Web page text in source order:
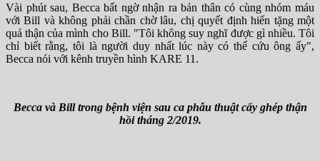
Vài phút sau, Becca bất ngờ nhận ra bản thân có cùng nhóm máu
với Bill và không phải chần chờ lâu, chị quyết định hiến tặng một
quả thận của mình cho Bill. "Tôi không suy nghĩ được gì nhiều. Tôi
chỉ biết rằng, tôi là người duy nhất lúc này có thể cứu ông ấy",
Becca nói với kênh truyền hình KARE 11.
Becca và Bill trong bệnh viện sau ca phẫu thuật cấy ghép thận
hồi tháng 2/2019.